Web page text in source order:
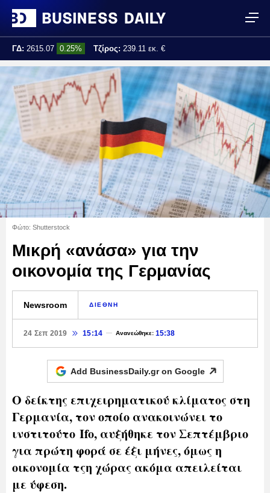
ΓΔ: 2615.07 0.25% Τζίρος: 239.11 εκ. €
Τελ. ενημέρωση: 17:25:01
Φώτο: Shutterstock
Μικρή «ανάσα» για την
οικονομία της Γερμανίας
Newsroom ΔΙΕΘΝΗ
24 Σεπ 2019 15:14 Ανανεώθηκε: 15:38
Add BusinessDaily.gr on Google
Ο δείκτης επιχειρηματικού κλίματος στη
Γερμανία, τον οποίο ανακοινώνει το
ινστιτούτο Ifo, αυξήθηκε τον Σεπτέμβριο
για πρώτη φορά σε έξι μήνες, όμως η
οικονομία τςη χώρας ακόμα απειλείται
με ύφεση.